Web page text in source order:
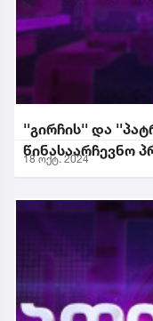
''გირჩის'' და
წინასაარჩევნო
18 ოქტ. 2024